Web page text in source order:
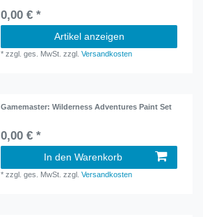
0,00 € *
Artikel anzeigen
*zzgl. ges. MwSt. zzgl.Versandkosten
Gamemaster: Wilderness Adventures Paint Set
0,00 € *
In den Warenkorb
*zzgl. ges. MwSt. zzgl.Versandkosten